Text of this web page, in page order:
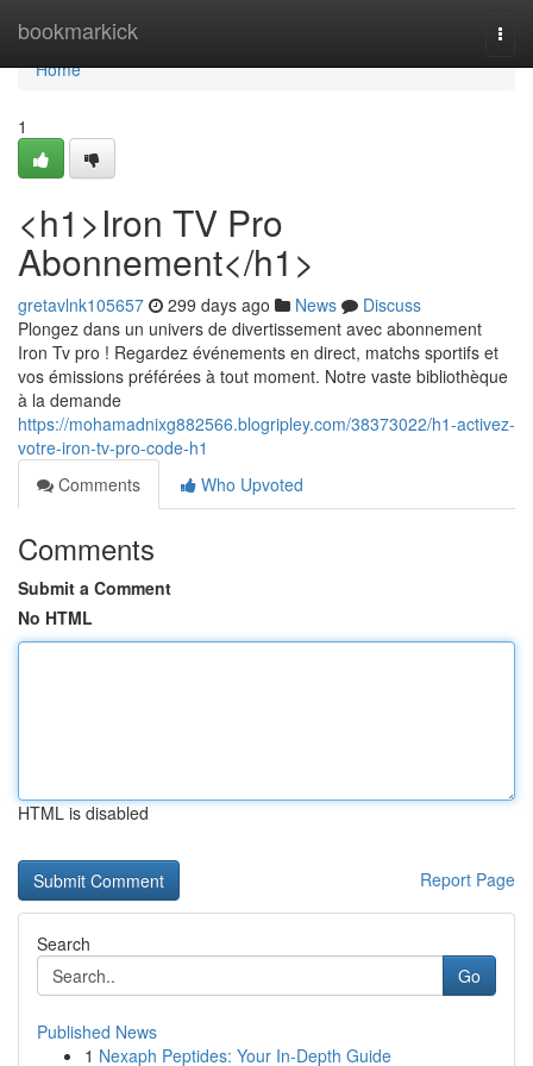
bookmarkick
Home
Home
1
<h1>Iron TV Pro
Abonnement</h1>
gretavlnk105657 299 days ago News
Discuss
Plongez dans un univers de divertissement avec abonnement
Iron Tv pro ! Regardez événements en direct, matchs sportifs et
vos émissions préférées à tout moment. Notre vaste bibliothèque
à la demande
https://mohamadnixg882566.blogripley.com/38373022/h1-activez-
votre-iron-tv-pro-code-h1
Comments
Who Upvoted
Comments
Submit a Comment
No HTML
HTML is disabled
Report Page
Search
Go
Published News
1 Nexaph Peptides: Your In-Depth Guide